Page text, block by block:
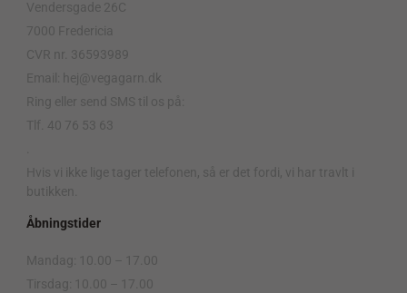
Vendersgade 26C
7000 Fredericia
CVR nr. 36593989
Email: hej@vegagarn.dk
Ring eller send SMS til os på:
Tlf. 40 76 53 63
Hvis vi ikke lige tager telefonen, så er det fordi, vi har travlt i
butikken.
Åbningstider
Mandag: 10.00 – 17.00
Tirsdag: 10.00 – 17.00